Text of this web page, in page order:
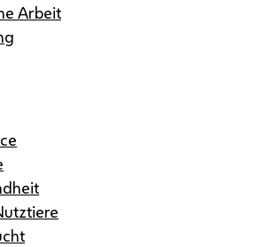
Arbeit